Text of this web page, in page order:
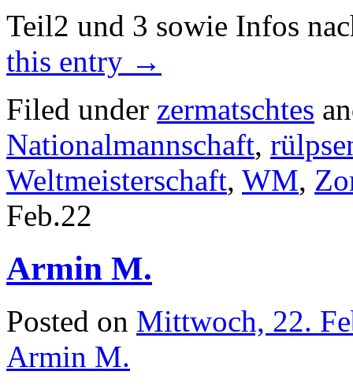
Teil2 und 3 sowie Infos
this entry →
Filed under zermatschtes
Nationalmannschaft,
Weltmeisterschaft, WM,
Feb.22
Armin M.
Posted on Mittwoch, 22.
Armin M.